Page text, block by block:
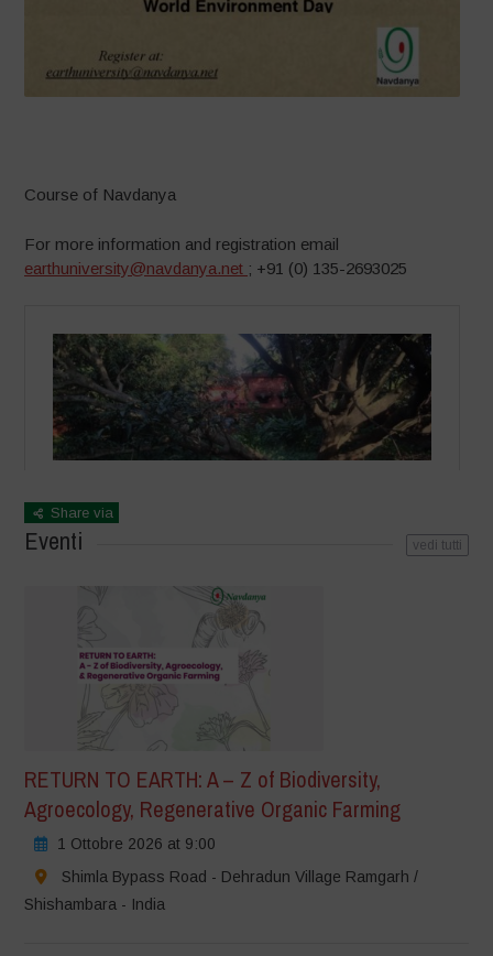
Course of Navdanya
For more information and registration email
earthuniversity@navdanya.net ; +91 (0) 135-2693025
Share via
Eventi vedi tutti
RETURN TO EARTH: A – Z of Biodiversity,
Agroecology, Regenerative Organic Farming
1 Ottobre 2026 at 9:00
Shimla Bypass Road - Dehradun Village Ramgarh /
Shishambara - India